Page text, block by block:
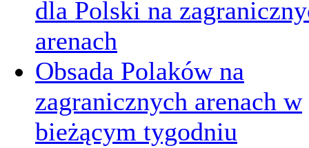
dla Polski na
arenach
Obsada Polaków na
zagranicznych arenach w
bieżącym tygodniu